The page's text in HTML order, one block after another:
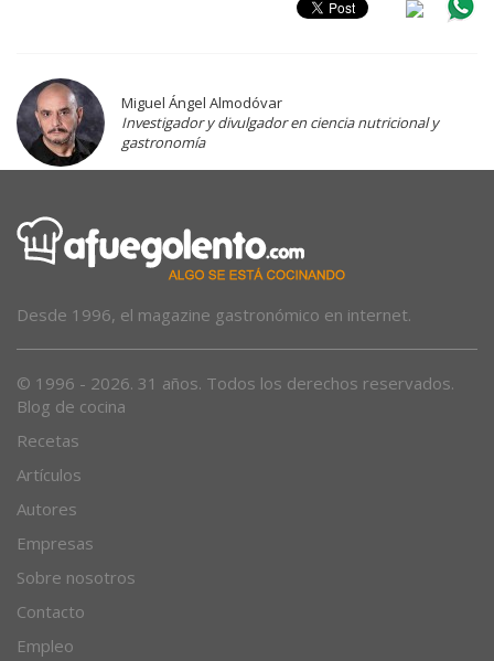
Miguel Ángel Almodóvar
Investigador y divulgador en ciencia nutricional y
gastronomía
Desde 1996, el magazine gastronómico en internet.
© 1996 - 2026. 31 años. Todos los derechos reservados.
Blog de cocina
Recetas
Artículos
Autores
Empresas
Sobre nosotros
Contacto
Empleo